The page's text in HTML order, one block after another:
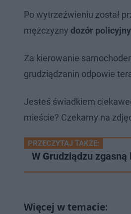
Po wytrzeźwieniu został
mężczyzny dozór
Za kierowanie
grudziądzanin odpowie
Jesteś świadkiem
mieście? Czekamy na
PRZECZYTAJ TAKŻE:
W Grudziądzu